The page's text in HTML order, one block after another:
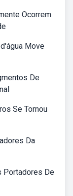
Ocorrem
Move
De
Se Tornou
Da
Portadores De